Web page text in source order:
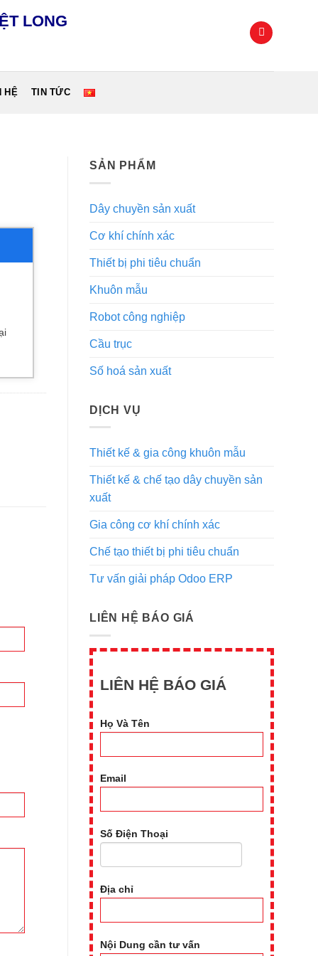
LONG
HỆ TIN TỨC
SẢN PHẨM
Dây chuyền sản xuất
Cơ khí chính xác
Thiết bị phi tiêu chuẩn
Khuôn mẫu
Robot công nghiệp
Cầu trục
Số hoá sản xuất
DỊCH VỤ
Thiết kế & gia công khuôn mẫu
Thiết kế & chế tạo dây chuyền sản
xuất
Gia công cơ khí chính xác
Chế tạo thiết bị phi tiêu chuẩn
Tư vấn giải pháp Odoo ERP
LIÊN HỆ BÁO GIÁ
LIÊN HỆ BÁO GIÁ
Họ Và Tên
Email
Số Điện Thoại
Địa chỉ
Nội Dung cần tư vấn